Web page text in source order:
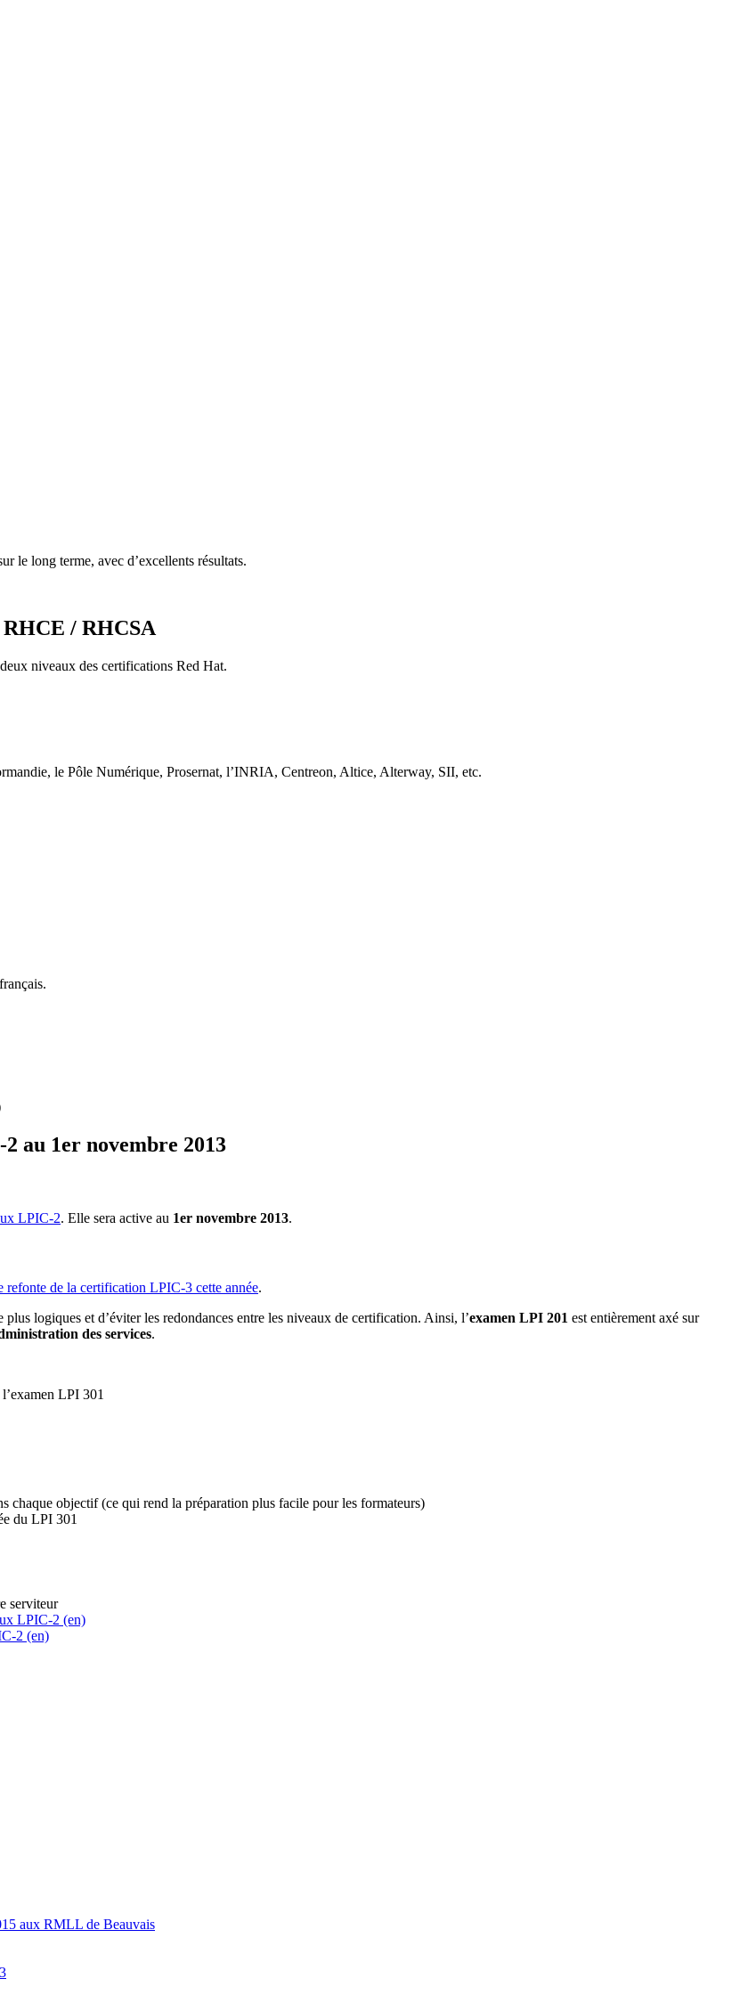
le long terme, avec d’excellents résultats.
/ RHCSA
niveaux des certifications Red Hat.
le Pôle Numérique, Prosernat, l’INRIA, Centreon, Altice, Alterway, SII, etc.
au 1er novembre 2013
LPIC-2. Elle sera active au 1er novembre 2013.
refonte de la certification LPIC-3 cette année.
plus logiques et d’éviter les redondances entre les niveaux de certification. Ainsi, l’examen LPI 201 est entièrement axé sur
des services.
LPI 301
chaque objectif (ce qui rend la préparation plus facile pour les formateurs)
du LPI 301
serviteur
LPIC-2 (en)
2 (en)
aux RMLL de Beauvais